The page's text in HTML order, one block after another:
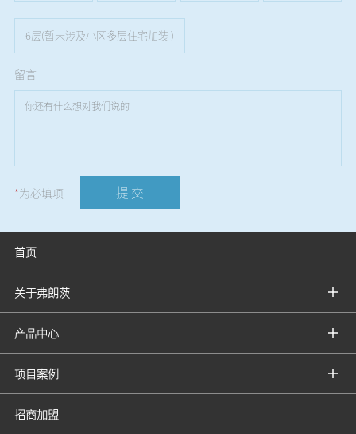
6层(暂未涉及小区多层住宅加装 )
留言
*为必填项 提 交
首页
关于弗朗茨
产品中心
项目案例
招商加盟